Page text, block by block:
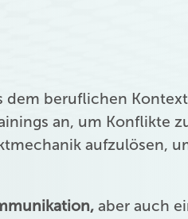
dem beruflichen
an, um Konflikte
aufzulösen,
aber auch